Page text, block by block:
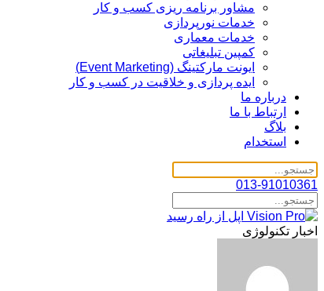
مشاور برنامه ریزی کسب و کار
خدمات نورپردازی
خدمات معماری
کمپین تبلیغاتی
ایونت مارکتینگ (Event Marketing)
ایده پردازی و خلاقیت در کسب و کار
درباره ما
ارتباط با ما
بلاگ
استخدام
013-91010361
اخبار تکنولوژی